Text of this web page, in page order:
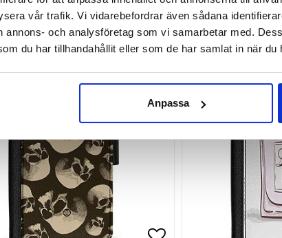
vår trafik. Vi vidarebefordrar även sådana
annons- och analysföretag som vi samarbetar med.
du har tillhandahållit eller som de har samlat in när du
Anpassa
ADD TO CART ADD